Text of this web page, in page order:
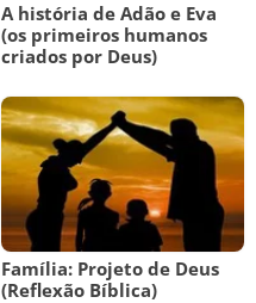
A história de Adão e Eva
(os primeiros humanos
criados por Deus)
Família: Projeto de Deus
(Reflexão Bíblica)